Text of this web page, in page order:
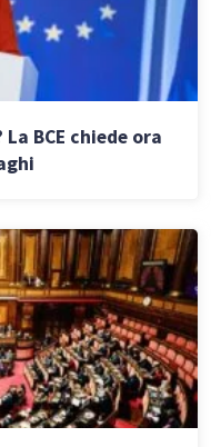
BCE chiede ora